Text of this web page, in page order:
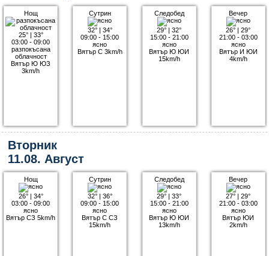
Нощ
25°| 33°
03:00 - 09:00
разпокъсана
облачност
Вятър Ю ЮЗ
3km/h
Сутрин
32°| 34°
09:00 - 15:00
ясно
Вятър С 3km/h
Следобед
29° |32°
15:00 - 21:00
ясно
Вятър Ю ЮИ
15km/h
Вечер
26° |29°
21:00 - 03:00
ясно
Вятър И ЮИ
4km/h
Вторник
11.08. Август
Нощ
26°| 34°
03:00 - 09:00
ясно
Вятър СЗ 5km/h
Сутрин
32°| 36°
09:00 - 15:00
ясно
Вятър С СЗ
15km/h
Следобед
29° |33°
15:00 - 21:00
ясно
Вятър Ю ЮИ
13km/h
Вечер
27° |29°
21:00 - 03:00
ясно
Вятър ЮИ
2km/h